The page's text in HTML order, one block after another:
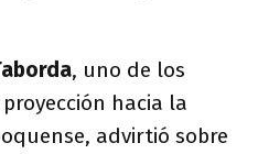
, uno de los
hacia la
advirtió sobre